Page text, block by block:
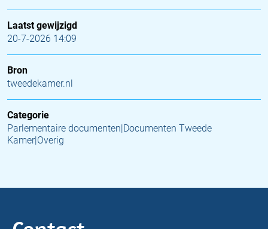
Laatst gewijzigd
20-7-2026 14:09
Bron
tweedekamer.nl
Categorie
Parlementaire documenten|Documenten Tweede
Kamer|Overig